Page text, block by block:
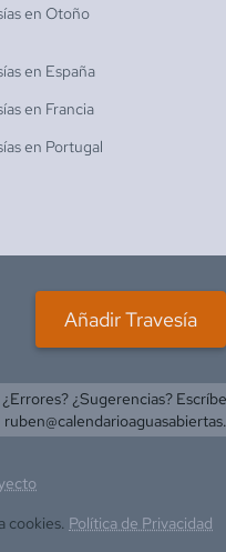
en Otoño
en España
en Francia
en Portugal
Añadir Travesía
¿Errores? ¿Sugerencias?
cookies. Política de Privacidad